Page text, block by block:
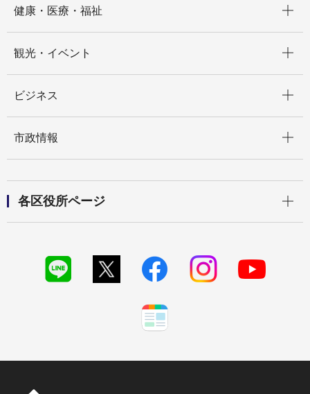
健康・医療・福祉
観光・イベント
ビジネス
市政情報
各区役所ページ